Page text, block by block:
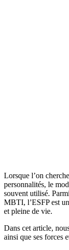
Lorsque l’on
personnalités, le
souvent utilisé.
MBTI, l’ESFP est
et pleine de vie.
Dans cet article,
ainsi que ses forces